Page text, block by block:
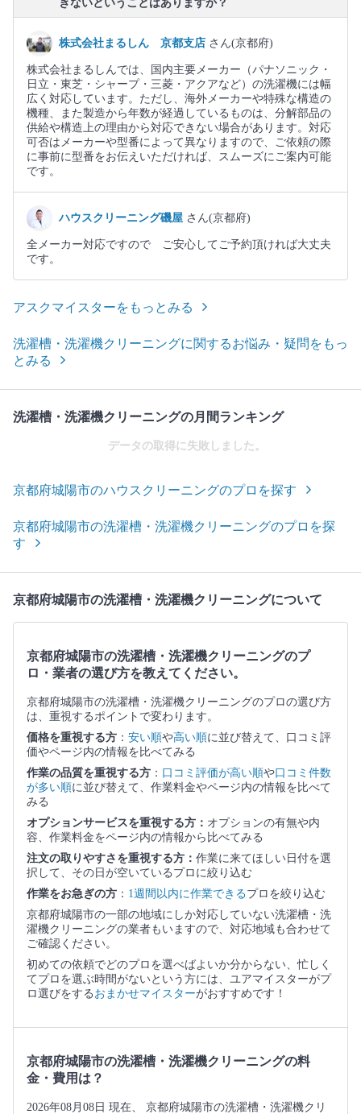
きないということはありますか？
株式会社まるしん 京都支店 さん(京都府)
株式会社まるしんでは、国内主要メーカー（パナソニック・
日立・東芝・シャープ・三菱・アクアなど）の洗濯機には幅
広く対応しています。ただし、海外メーカーや特殊な構造の
機種、また製造から年数が経過しているものは、分解部品の
供給や構造上の理由から対応できない場合があります。対応
可否はメーカーや型番によって異なりますので、ご依頼の際
に事前に型番をお伝えいただければ、スムーズにご案内可能
です。
ハウスクリーニング磯屋 さん(京都府)
全メーカー対応ですので ご安心してご予約頂ければ大丈夫
です。
アスクマイスターをもっとみる
洗濯槽・洗濯機クリーニングに関するお悩み・疑問をもっ
とみる
洗濯槽・洗濯機クリーニングの月間ランキング
データの取得に失敗しました。
京都府城陽市のハウスクリーニングのプロを探す
京都府城陽市の洗濯槽・洗濯機クリーニングのプロを探
す
京都府城陽市の洗濯槽・洗濯機クリーニングについて
京都府城陽市の洗濯槽・洗濯機クリーニングのプ
ロ・業者の選び方を教えてください。
京都府城陽市の洗濯槽・洗濯機クリーニングのプロの選び方
は、重視するポイントで変わります。
価格を重視する方 ： 安い順や高い順に並び替えて、口コミ評
価やページ内の情報を比べてみる
作業の品質を重視する方 ： 口コミ評価が高い順や口コミ件数
が多い順に並び替えて、作業料金やページ内の情報を比べて
みる
オプションサービスを重視する方： オプションの有無や内
容、作業料金をページ内の情報から比べてみる
注文の取りやすさを重視する方： 作業に来てほしい日付を選
択して、その日が空いているプロに絞り込む
作業をお急ぎの方 ： 1週間以内に作業できるプロを絞り込む
京都府城陽市の一部の地域にしか対応していない洗濯槽・洗
濯機クリーニングの業者もいますので、対応地域も合わせて
ご確認ください。
初めての依頼でどのプロを選べばよいか分からない、忙しく
てプロを選ぶ時間がないという方には、ユアマイスターがプ
ロ選びをする おまかせマイスターがおすすめです！
京都府城陽市の洗濯槽・洗濯機クリーニングの料
金・費用は？
2026年08月08日 現在、 京都府城陽市の洗濯槽・洗濯機クリ